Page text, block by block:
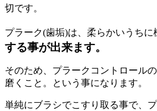
切です。
プラーク(歯垢)は、柔らかいうちに
する事が出来ます。
そのため、プラークコントロール
磨くこと。という事になります。
単純にブラシでこすり取る事で、